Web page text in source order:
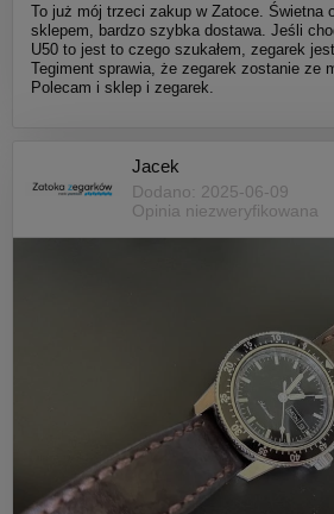
To już mój trzeci zakup w Zatoce. Świetna
sklepem, bardzo szybka dostawa. Jeśli
U50 to jest to czego szukałem, zegarek
Tegiment sprawia, że zegarek zostanie ze
Polecam i sklep i zegarek.
Jacek
Dodano: 2025-06-09
Opinia niezweryfikowana